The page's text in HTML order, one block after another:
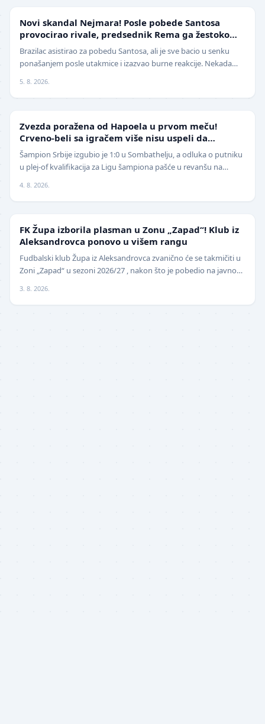
Novi skandal Nejmara! Posle pobede Santosa
provocirao rivale, predsednik Rema ga žestoko
isprozivao: "Bitanga i klovn!" (VIDEO)
Brazilac asistirao za pobedu Santosa, ali je sve bacio u senku
ponašanjem posle utakmice i izazvao burne reakcije. Nekada
5. 8. 2026.
Zvezda poražena od Hapoela u prvom meču!
Crveno-beli sa igračem više nisu uspeli da
izbegnu poraz
Šampion Srbije izgubio je 1:0 u Sombathelju, a odluka o putniku
u plej-of kvalifikacija za Ligu šampiona pašće u revanšu na
4. 8. 2026.
NIŽE LIGE
FK Župa izborila plasman u Zonu „Zapad“! Klub iz
Aleksandrovca ponovo u višem rangu
Fudbalski klub Župa iz Aleksandrovca zvanično će se takmičiti u
Zoni „Zapad“ u sezoni 2026/27 , nakon što je pobedio na javnom
3. 8. 2026.